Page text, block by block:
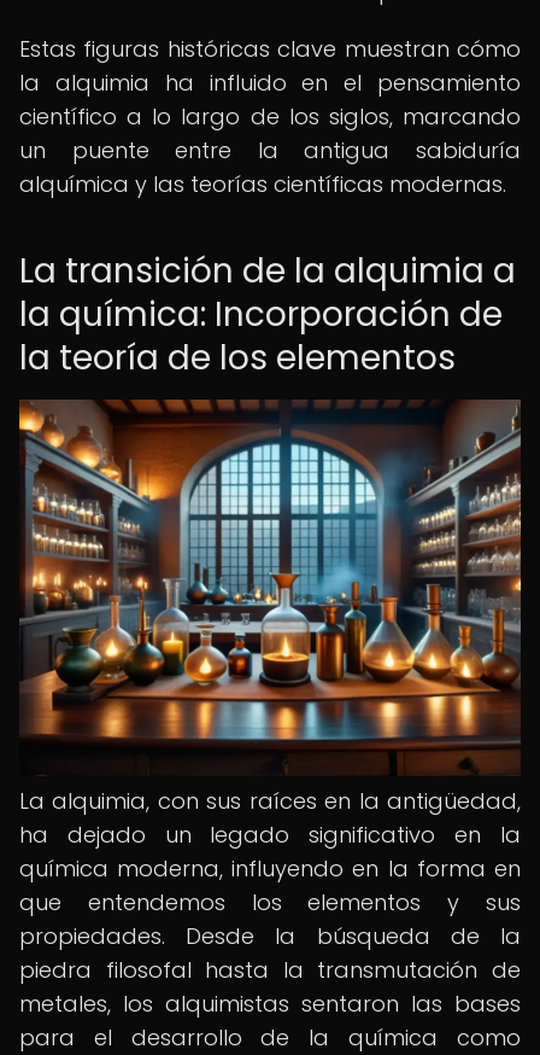
Estas figuras históricas clave muestran cómo
la alquimia ha influido en el pensamiento
científico a lo largo de los siglos, marcando
un puente entre la antigua sabiduría
alquímica y las teorías científicas modernas.
La transición de la alquimia a
la química: Incorporación de
la teoría de los elementos
La alquimia, con sus raíces en la antigüedad,
ha dejado un legado significativo en la
química moderna, influyendo en la forma en
que entendemos los elementos y sus
propiedades. Desde la búsqueda de la
piedra filosofal hasta la transmutación de
metales, los alquimistas sentaron las bases
para el desarrollo de la química como